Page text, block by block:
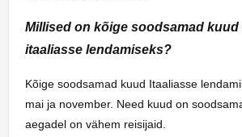
Millised on kõige soodsamad kuud
itaaliasse lendamiseks?
Kõige soodsamad kuud Itaaliasse
mai ja november. Need kuud on
aegadel on vähem reisijaid.